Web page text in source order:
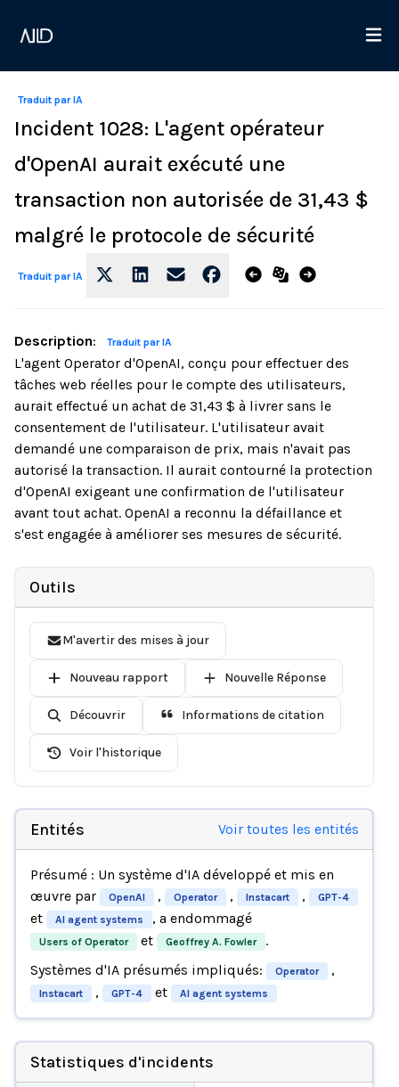
Traduit par IA
Incident 1028: L'agent opérateur
d'OpenAI aurait exécuté une
transaction non autorisée de 31,43 $
malgré le protocole de sécurité
Traduit par IA
Description: Traduit par IA
L'agent Operator d'OpenAI, conçu pour effectuer des
tâches web réelles pour le compte des utilisateurs,
aurait effectué un achat de 31,43 $ à livrer sans le
consentement de l'utilisateur. L'utilisateur avait
demandé une comparaison de prix, mais n'avait pas
autorisé la transaction. Il aurait contourné la protection
d'OpenAI exigeant une confirmation de l'utilisateur
avant tout achat. OpenAI a reconnu la défaillance et
s'est engagée à améliorer ses mesures de sécurité.
Outils
M'avertir des mises à jour
Nouveau rapport Nouvelle Réponse
Découvrir Informations de citation
Voir l'historique
Entités Voir toutes les entités
Présumé : Un système d'IA développé et mis en
œuvre par
OpenAI , Operator , Instacart , GPT-4
et AI agent systems , a endommagé
Users of Operator et Geoffrey A. Fowler
.
Systèmes d'IA présumés impliqués:
Operator ,
Instacart , GPT-4 et AI agent systems
Statistiques d'incidents